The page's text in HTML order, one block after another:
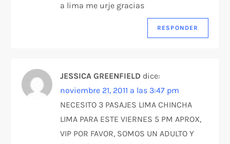
a lima me urje gracias
RESPONDER
JESSICA GREENFIELD dice:
noviembre 21, 2011 a las 3:47 pm
NECESITO 3 PASAJES LIMA CHINCHA
LIMA PARA ESTE VIERNES 5 PM APROX,
VIP POR FAVOR, SOMOS UN ADULTO Y